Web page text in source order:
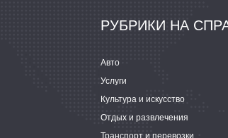
РУБРИКИ НА
Авто
Услуги
Культура и искусство
Отдых и развлечения
Транспорт и перевозки